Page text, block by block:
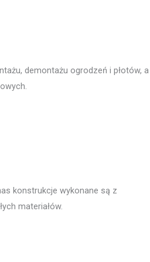
demontażu ogrodzeń i płotów, a
konstrukcje wykonane są z
materiałów.